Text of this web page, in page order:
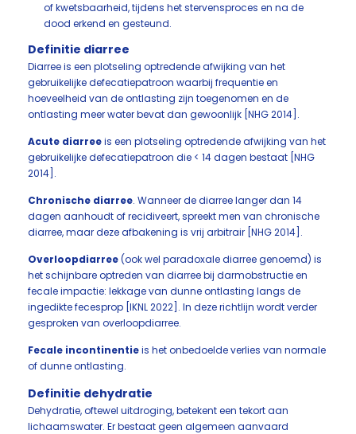
of kwetsbaarheid, tijdens het stervensproces en na de
dood erkend en gesteund.
Definitie diarree
Diarree is een plotseling optredende afwijking van het
gebruikelijke defecatiepatroon waarbij frequentie en
hoeveelheid van de ontlasting zijn toegenomen en de
ontlasting meer water bevat dan gewoonlijk [NHG 2014].
Acute diarreeis een plotseling optredende afwijking van het
gebruikelijke defecatiepatroon die < 14 dagen bestaat [NHG
2014].
Chronische diarree. Wanneer de diarree langer dan 14
dagen aanhoudt of recidiveert, spreekt men van chronische
diarree, maar deze afbakening is vrij arbitrair [NHG 2014].
Overloopdiarree(ook wel paradoxale diarree genoemd) is
het schijnbare optreden van diarree bij darmobstructie en
fecale impactie: lekkage van dunne ontlasting langs de
ingedikte fecesprop [IKNL 2022]. In deze richtlijn wordt verder
gesproken van overloopdiarree.
Fecale incontinentieis het onbedoelde verlies van normale
of dunne ontlasting.
Definitie dehydratie
Dehydratie, oftewel uitdroging, betekent een tekort aan
lichaamswater. Er bestaat geen algemeen aanvaard